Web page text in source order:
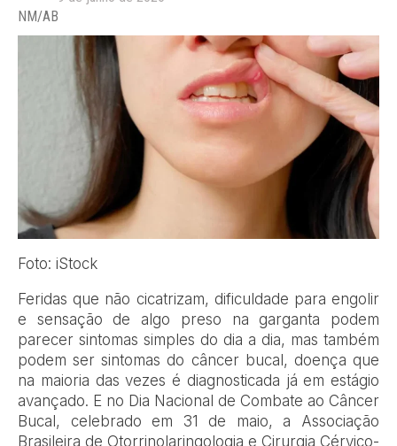
NM/AB
Foto: iStock
Feridas que não cicatrizam, dificuldade para engolir
e sensação de algo preso na garganta podem
parecer sintomas simples do dia a dia, mas também
podem ser sintomas do câncer bucal, doença que
na maioria das vezes é diagnosticada já em estágio
avançado. E no Dia Nacional de Combate ao Câncer
Bucal, celebrado em 31 de maio, a Associação
Brasileira de Otorrinolaringologia e Cirurgia Cérvico-